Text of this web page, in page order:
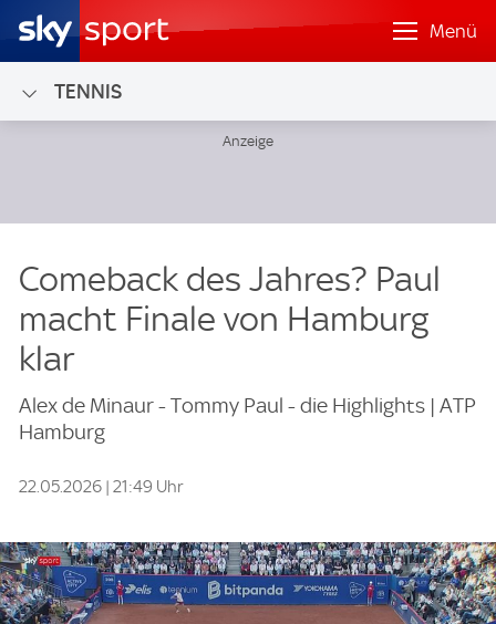
Menü
TENNIS
Comeback des Jahres? Paul
macht Finale von Hamburg
klar
Alex de Minaur - Tommy Paul - die Highlights | ATP
Hamburg
22.05.2026 | 21:49 Uhr